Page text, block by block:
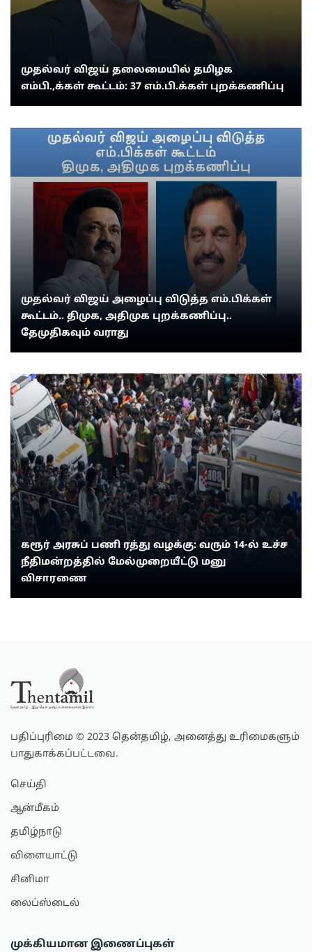
முதல்வர் விஜய் தலைமையில் தமிழக
எம்பி.,க்கள் கூட்டம்: 37 எம்.பி.க்கள் புறக்கணிப்பு
முதல்வர் விஜய் அழைப்பு விடுத்த எம்.பிக்கள்
கூட்டம்.. திமுக, அதிமுக புறக்கணிப்பு..
தேமுதிகவும் வராது
கரூர் அரசுப் பணி ரத்து வழக்கு: வரும் 14-ல் உச்ச
நீதிமன்றத்தில் மேல்முறையீட்டு மனு
விசாரணை
பதிப்புரிமை © 2023 தென்தமிழ், அனைத்து உரிமைகளும்
பாதுகாக்கப்பட்டவை.
செய்தி
ஆன்மீகம்
தமிழ்நாடு
விளையாட்டு
சினிமா
லைப்ஸ்டைல்
முக்கியமான இணைப்புகள்